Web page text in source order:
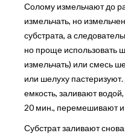
Солому измельчают до
измельчать, но
субстрата, а
но проще использовать
измельчать) или смесь
или шелуху
емкость, заливают
20 мин., перемешивают и
Субстрат заливают